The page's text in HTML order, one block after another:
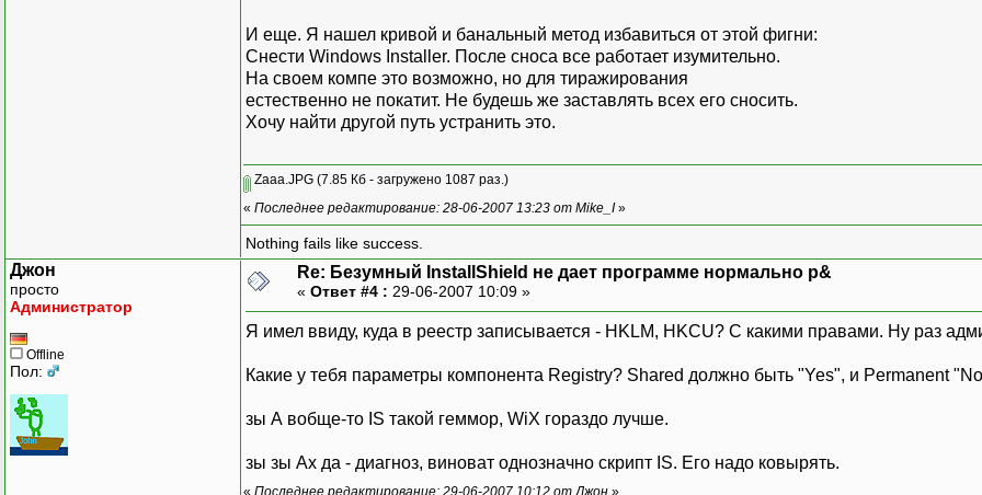
И еще. Я нашел кривой и банальный метод избавиться от этой фигни:
Снести Windows Installer. После сноса все работает изумительно.
На своем компе это возможно, но для тиражирования
естественно не покатит. Не будешь же заставлять всех его сносить.
Хочу найти другой путь устранить это.
Zaaa.JPG (7.85 Кб - загружено 1087 раз.)
« Последнее редактирование: 28-06-2007 13:23 от Mike_I»
Nothing fails like success.
Джон
просто
Администратор
Offline
Пол:
Re: Безумный InstallShield не дает программе нормально р&
« Ответ #4 : 29-06-2007 10:09 »
Я имел ввиду, куда в реестр записывается - HKLM, HKCU? С какими правами. Ну раз
Какие у тебя параметры компонента Registry? Shared должно быть "Yes", и Permanent
зы А вобще-то IS такой геммор, WiX гораздо лучше.
зы зы Ах да - диагноз, виноват однозначно скрипт IS. Его надо ковырять.
« Последнее редактирование: 29-06-2007 10:12 от Джон »